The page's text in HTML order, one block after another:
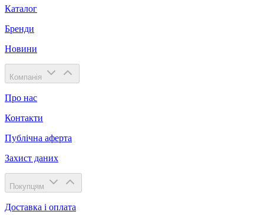
Каталог
Бренди
Новини
Компанія
Про нас
Контакти
Публічна аферта
Захист даних
Покупцям
Доставка і оплата